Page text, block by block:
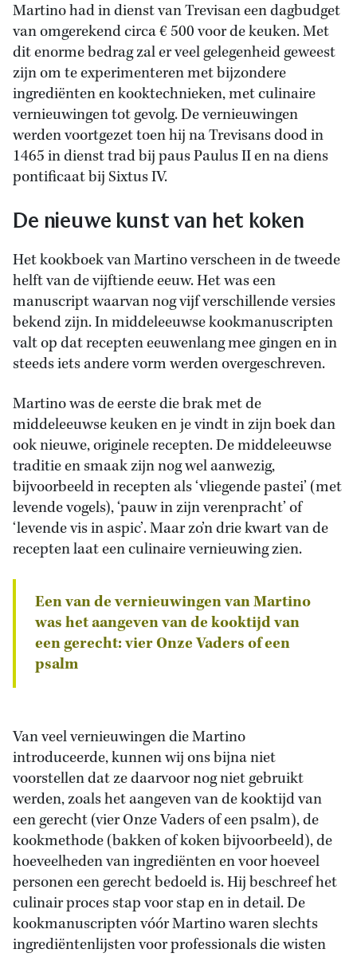
Martino had in dienst van Trevisan een dagbudget
van omgerekend circa € 500 voor de keuken. Met
dit enorme bedrag zal er veel gelegenheid geweest
zijn om te experimenteren met bijzondere
ingrediënten en kooktechnieken, met culinaire
vernieuwingen tot gevolg. De vernieuwingen
werden voortgezet toen hij na Trevisans dood in
1465 in dienst trad bij paus Paulus II en na diens
pontificaat bij Sixtus IV.
De nieuwe kunst van het koken
Het kookboek van Martino verscheen in de tweede
helft van de vijftiende eeuw. Het was een
manuscript waarvan nog vijf verschillende versies
bekend zijn. In middeleeuwse kookmanuscripten
valt op dat recepten eeuwenlang mee gingen en in
steeds iets andere vorm werden overgeschreven.
Martino was de eerste die brak met de
middeleeuwse keuken en je vindt in zijn boek dan
ook nieuwe, originele recepten. De middeleeuwse
traditie en smaak zijn nog wel aanwezig,
bijvoorbeeld in recepten als ‘vliegende pastei’ (met
levende vogels), ‘pauw in zijn verenpracht’ of
‘levende vis in aspic’. Maar zo’n drie kwart van de
recepten laat een culinaire vernieuwing zien.
Een van de vernieuwingen van Martino
was het aangeven van de kooktijd van
een gerecht: vier Onze Vaders of een
psalm
Van veel vernieuwingen die Martino
introduceerde, kunnen wij ons bijna niet
voorstellen dat ze daarvoor nog niet gebruikt
werden, zoals het aangeven van de kooktijd van
een gerecht (vier Onze Vaders of een psalm), de
kookmethode (bakken of koken bijvoorbeeld), de
hoeveelheden van ingrediënten en voor hoeveel
personen een gerecht bedoeld is. Hij beschreef het
culinair proces stap voor stap en in detail. De
kookmanuscripten vóór Martino waren slechts
ingrediëntenlijsten voor professionals die wisten